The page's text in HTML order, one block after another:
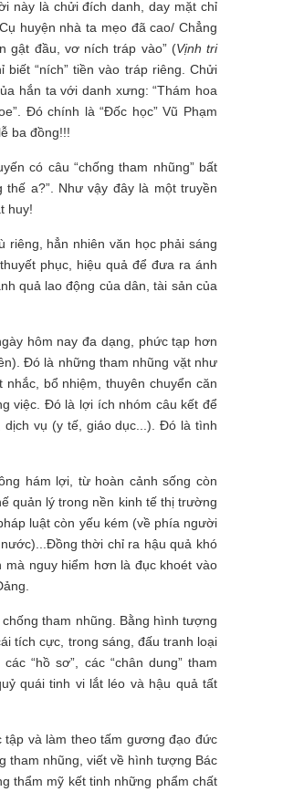
này là chửi đích danh, day mặt chỉ
huyện nhà ta mẹo đã cao/ Chẳng
gật đầu, vơ ních tráp vào” (Vịnh tri
“ních” tiền vào tráp riêng. Chửi
hắn ta với danh xưng: “Thám hoa
Đó chính là “Đốc học” Vũ Phạm
ba đồng!!!
có câu “chống tham nhũng” bất
a?”. Như vậy đây là một truyền
huy!
riêng, hẳn nhiên văn học phải sáng
phục, hiệu quả để đưa ra ánh
quả lao động của dân, tài sản của
hôm nay đa dạng, phức tạp hơn
Đó là những tham nhũng vặt như
bổ nhiệm, thuyên chuyển căn
việc. Đó là lợi ích nhóm câu kết để
vụ (y tế, giáo dục...). Đó là tình
hám lợi, từ hoàn cảnh sống còn
quản lý trong nền kinh tế thị trường
luật còn yếu kém (về phía người
thời chỉ ra hậu quả khó
nguy hiểm hơn là đục khoét vào
tham nhũng. Bằng hình tượng
tích cực, trong sáng, đấu tranh loại
“hồ sơ”, các “chân dung” tham
quái tinh vi lắt léo và hậu quả tất
và làm theo tấm gương đạo đức
tham nhũng, viết về hình tượng Bác
thẩm mỹ kết tinh những phẩm chất